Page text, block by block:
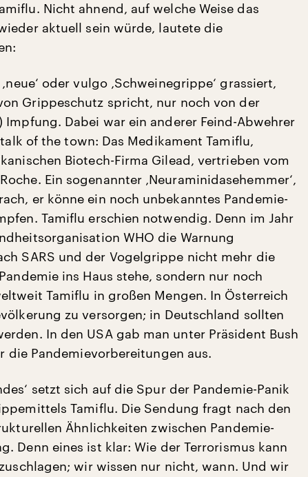
Nicht ahnend, auf welche Weise das
aktuell sein würde, lautete die
oder vulgo ‚Schweinegrippe‘ grassiert,
Grippeschutz spricht, nur noch von der
Dabei war ein anderer Feind-Abwehrer
of the town: Das Medikament Tamiflu,
Biotech-Firma Gilead, vertrieben vom
Ein sogenannter ‚Neuraminidasehemmer‘,
er könne ein noch unbekanntes Pandemie-
Tamiflu erschien notwendig. Denn im Jahr
WHO die Warnung
SARS und der Vogelgrippe nicht mehr die
ins Haus stehe, sondern nur noch
Tamiflu in großen Mengen. In Österreich
zu versorgen; in Deutschland sollten
In den USA gab man unter Präsident Bush
die Pandemievorbereitungen aus.
setzt sich auf die Spur der Pandemie-Panik
Tamiflu. Die Sendung fragt nach den
Ähnlichkeiten zwischen Pandemie-
Denn eines ist klar: Wie der Terrorismus kann
wir wissen nur nicht, wann. Und wir